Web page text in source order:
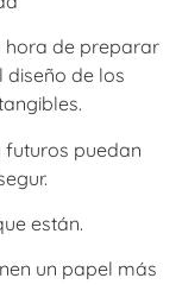
hora de preparar
diseño de los
futuros puedan
están.
un papel más